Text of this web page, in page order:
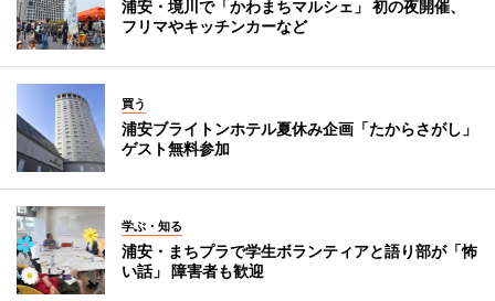
浦安・境川で「かわまちマルシェ」 初の夜開催、
フリマやキッチンカーなど
買う
浦安ブライトンホテル夏休み企画「たからさがし」
ゲスト無料参加
学ぶ・知る
浦安・まちプラで学生ボランティアと語り部が「怖
い話」 障害者も歓迎